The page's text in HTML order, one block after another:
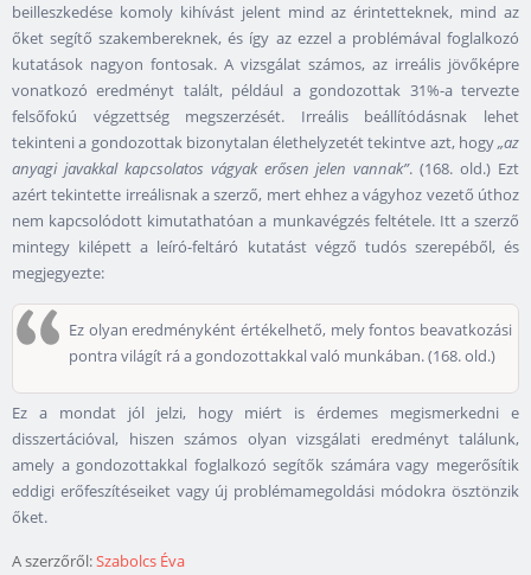
beilleszkedése komoly kihívást jelent mind az érintetteknek, mind az
őket segítő szakembereknek, és így az ezzel a problémával foglalkozó
kutatások nagyon fontosak. A vizsgálat számos, az irreális jövőképre
vonatkozó eredményt talált, például a gondozottak 31%-a tervezte
felsőfokú végzettség megszerzését. Irreális beállítódásnak lehet
tekinteni a gondozottak bizonytalan élethelyzetét tekintve azt, hogy„az
anyagi javakkal kapcsolatos vágyak erősen jelen vannak”. (168. old.) Ezt
azért tekintette irreálisnak a szerző, mert ehhez a vágyhoz vezető úthoz
nem kapcsolódott kimutathatóan a munkavégzés feltétele. Itt a szerző
mintegy kilépett a leíró-feltáró kutatást végző tudós szerepéből, és
megjegyezte:
Ez olyan eredményként értékelhető, mely fontos beavatkozási
pontra világít rá a gondozottakkal való munkában. (168. old.)
Ez a mondat jól jelzi, hogy miért is érdemes megismerkedni e
disszertációval, hiszen számos olyan vizsgálati eredményt találunk,
amely a gondozottakkal foglalkozó segítők számára vagy megerősítik
eddigi erőfeszítéseiket vagy új problémamegoldási módokra ösztönzik
őket.
A szerzőről:Szabolcs Éva